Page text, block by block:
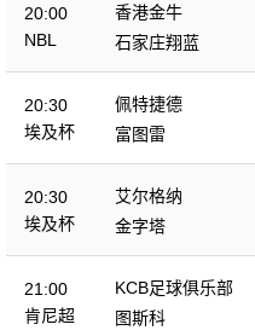
20:00
NBL
香港金牛
石家庄翔蓝
20:30
埃及杯
佩特捷德
富图雷
20:30
埃及杯
艾尔格纳
金字塔
21:00
肯尼超
KCB足球俱乐部
图斯科